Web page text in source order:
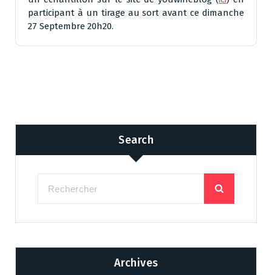
participant à un tirage au sort avant ce dimanche
27 Septembre 20h20.
Search
Archives